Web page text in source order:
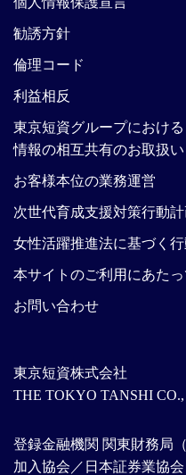
東京短資株式会社
THE TOKYO TANSHI
登録金融機関 関東財務局
加入協会／日本証券業協会
勧誘方針
倫理コード
利益相反
東京短資グループにおける
情報の相互共有のお取扱い
お客様本位の業務運営
次世代育成支援対策行動
女性活躍推進法に基づく
本サイトのご利用にあたっ
お問い合わせ